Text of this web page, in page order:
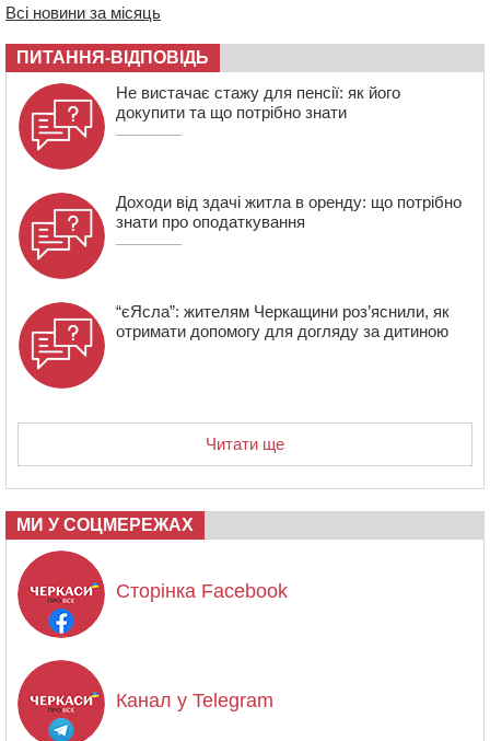
Черкасах відкрили спортивно-реабілітаційний центр
15:05 На Звенигородщині, попри заборону міськради,
проведуть “Ше.Fest”
14:31 У Каневі аномальна спека призвела до перебоїв у
роботі електромереж та комунальних служб
Всі новини за місяць
ПИТАННЯ-ВІДПОВІДЬ
Не вистачає стажу для пенсії: як його
докупити та що потрібно знати
Доходи від здачі житла в оренду: що потрібно
знати про оподаткування
“єЯсла”: жителям Черкащини роз’яснили, як
отримати допомогу для догляду за дитиною
Читати ще
МИ У СОЦМЕРЕЖАХ
Сторінка Facebook
Канал у Telegram